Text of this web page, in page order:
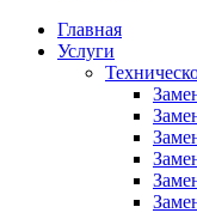
Главная
Услуги